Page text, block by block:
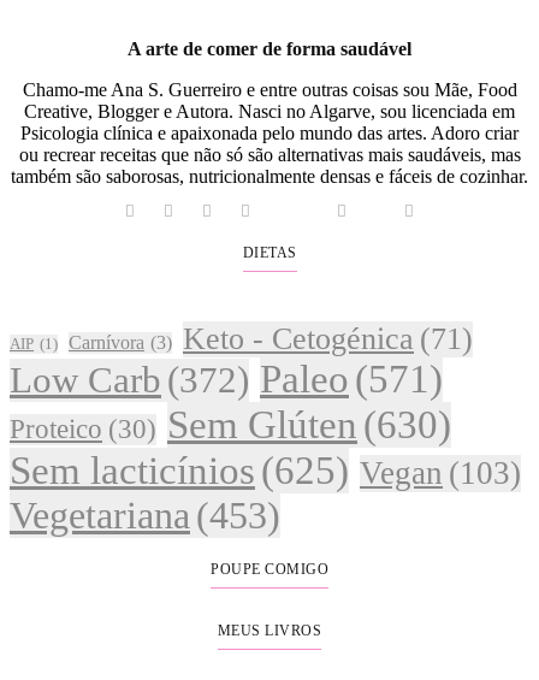
A arte de comer de forma saudável
Chamo-me Ana S. Guerreiro e entre outras coisas sou Mãe, Food
Creative, Blogger e Autora. Nasci no Algarve, sou licenciada em
Psicologia clínica e apaixonada pelo mundo das artes. Adoro criar
ou recrear receitas que não só são alternativas mais saudáveis, mas
também são saborosas, nutricionalmente densas e fáceis de cozinhar.
DIETAS
AIP (1) Carnívora (3) Keto - Cetogénica (71)
Low Carb (372) Paleo(571)
Proteico (30) Sem Glúten (630)
Sem lacticínios(625) Vegan (103)
Vegetariana(453)
POUPE COMIGO
MEUS LIVROS